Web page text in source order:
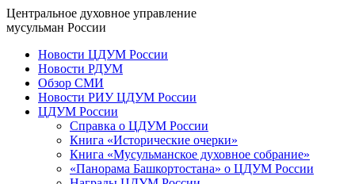
Центральное духовное управление
мусульман России
Новости ЦДУМ России
Новости РДУМ
Обзор СМИ
Новости РИУ ЦДУМ России
ЦДУМ России
Справка о ЦДУМ России
Книга «Исторические очерки»
Книга «Мусульманское духовное собрание»
«Панорама Башкортостана» о ЦДУМ России